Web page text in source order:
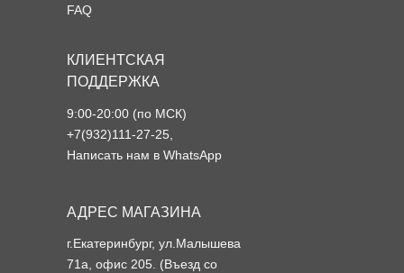
FAQ
КЛИЕНТСКАЯ
ПОДДЕРЖКА
АДРЕС МАГАЗИНА
г.Екатеринбург, ул.Малышева
71а, офис 205. (Въезд со
9:00-20:00 (по МСК)
+7(932)111-27-25,
Написать нам в WhatsApp